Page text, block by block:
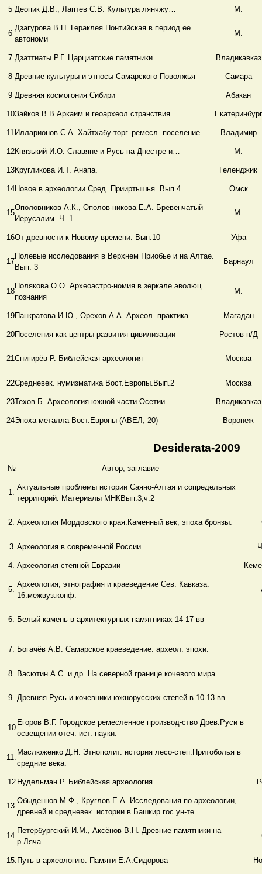
5 Деопик Д.В., Лаптев С.В. Культура лянчжу… М.
6
Дзагурова В.П. Гераклея Понтийская в период ее
автономи
М.
7 Дзаттиаты Р.Г. Царциатские памятники Владикавказ
8 Древние культуры и этносы Самарского Поволжья Самара
9 Древняя космогония Сибири Абакан
10Зайков В.В.Аркаим и геоархеол.странствия Екатеринбург
11 Илларионов С.А. Хайтхабу-торг.-ремесл. поселение… Владимир
12Князький И.О. Славяне и Русь на Днестре и… М.
13Кругликова И.Т. Анапа. Геленджик
14Новое в археологии Сред. Прииртышья. Вып.4 Омск
15
Ополовников А.К., Ополов-никова Е.А. Бревенчатый
Иерусалим. Ч. 1
М.
16От древности к Новому времени. Вып.10 Уфа
17
Полевые исследования в Верхнем Приобье и на Алтае.
Вып. 3
Барнаул
18
Полякова О.О. Археоастро-номия в зеркале эволюц.
познания
М.
19Панкратова И.Ю., Орехов А.А. Археол. практика Магадан
20Поселения как центры развития цивилизации Ростов н/Д
21Снигирёв Р. Библейская археология Москва
22Средневек. нумизматика Вост.Европы.Вып.2 Москва
23Техов Б. Археология южной части Осетии Владикавказ
24Эпоха металла Вост.Европы (АВЕЛ; 20) Воронеж
Desiderata-2009
№ Автор, заглавие
1.
Актуальные проблемы истории Саяно-Алтая и сопредельных
территорий: Материалы МНКВып.3,ч.2
2. Археология Мордовского края.Каменный век, эпоха бронзы.
3 Археология в современной России
4. Археология степной Евразии
5.
Археология, этнография и краеведение Сев. Кавказа:
16.межвуз.конф.
6. Белый камень в архитектурных памятниках 14-17 вв
7. Богачёв А.В. Самарское краеведение: археол. эпохи.
8. Васютин А.С. и др. На северной границе кочевого мира.
9. Древняя Русь и кочевники южнорусских степей в 10-13 вв.
10
Егоров В.Г. Городское ремесленное производ-ство Древ.Руси в
освещении отеч. ист. науки.
11.
Маслюженко Д.Н. Этнополит. история лесо-степ.Притоболья в
средние века.
12 Нудельман Р. Библейская археология.
13.
Обыденнов М.Ф., Круглов Е.А. Исследования по археологии,
древней и средневек. истории в Башкир.гос.ун-те
14.
Петербургский И.М., Аксёнов В.Н. Древние памятники на
р.Ляча
15. Путь в археологию: Памяти Е.А.Сидорова